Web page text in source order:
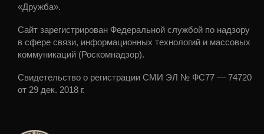
«Дружба».
Сайт зарегистрирован Федеральной службой по надзору
в сфере связи, информационных технологий и массовых
коммуникаций (Роскомнадзор).
Свидетельство о регистрации СМИ ЭЛ № ФС77 — 74720
от 29 дек. 2018 г.